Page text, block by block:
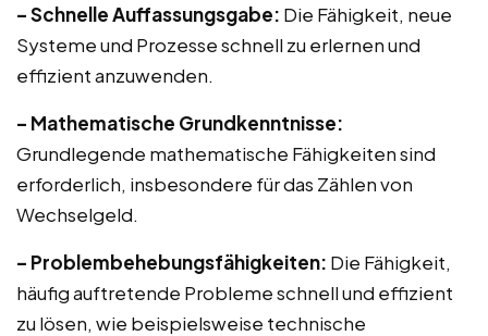
– Schnelle Auffassungsgabe: Die Fähigkeit, neue
Systeme und Prozesse schnell zu erlernen und
effizient anzuwenden.
– Mathematische Grundkenntnisse:
Grundlegende mathematische Fähigkeiten sind
erforderlich, insbesondere für das Zählen von
Wechselgeld.
– Problembehebungsfähigkeiten: Die Fähigkeit,
häufig auftretende Probleme schnell und effizient
zu lösen, wie beispielsweise technische